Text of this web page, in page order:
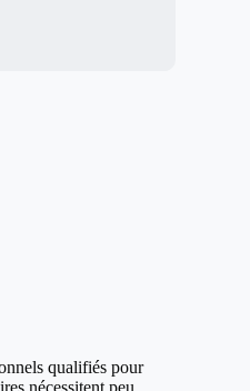
qualifiés pour
nécessitent peu